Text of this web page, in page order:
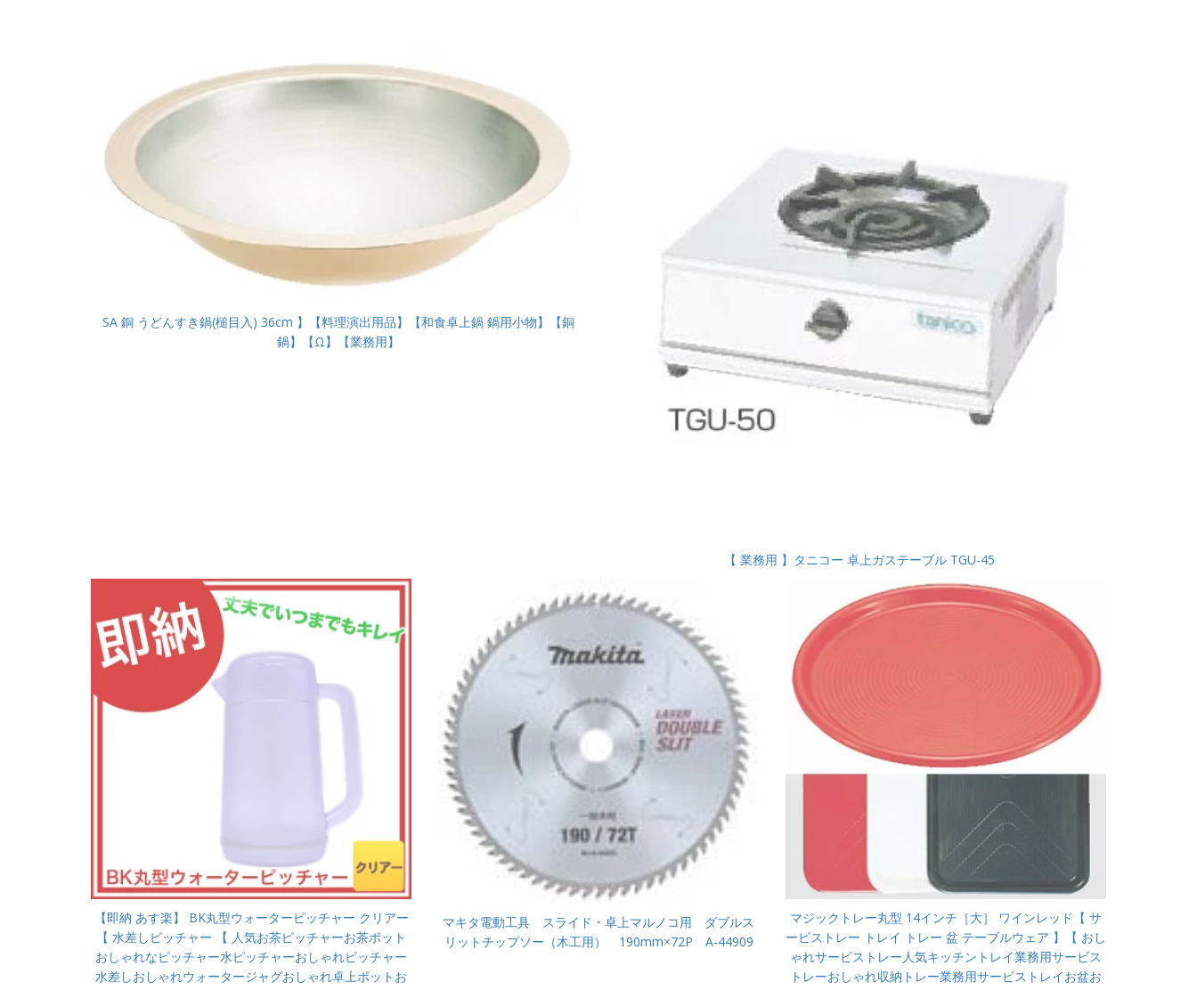
SA 銅 うどんすき鍋(槌目入) 36cm 】【料理演出用品】【和食卓上鍋 鍋用小物】【銅
鍋】【Ω】【業務用】
【 業務用 】タニコー 卓上ガステーブル TGU-45
【即納 あす楽】 BK丸型ウォーターピッチャー クリアー
【 水差しピッチャー 【 人気お茶ピッチャーお茶ポット
おしゃれなピッチャー水ピッチャーおしゃれピッチャー
水差しおしゃれウォータージャグおしゃれ卓上ポットお
マキタ電動工具 スライド・卓上マルノコ用 ダブルス
リットチップソー（木工用） 190mm×72P A-44909
マジックトレー丸型 14インチ［大］ ワインレッド【 サ
ービストレー トレイ トレー 盆 テーブルウェア 】【 おし
ゃれサービストレー人気キッチントレイ業務用サービス
トレーおしゃれ収納トレー業務用サービストレイお盆お